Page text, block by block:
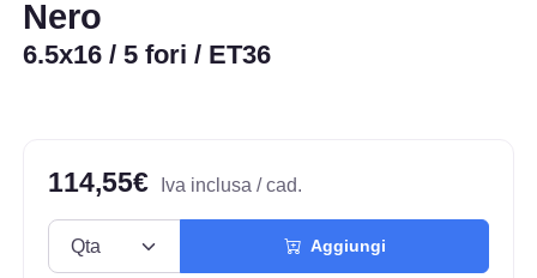
Nero
6.5x16 / 5 fori / ET36
114,55€ Iva inclusa / cad.
Aggiungi